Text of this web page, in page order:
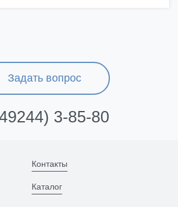
Задать вопрос
3-85-80
Контакты
Каталог